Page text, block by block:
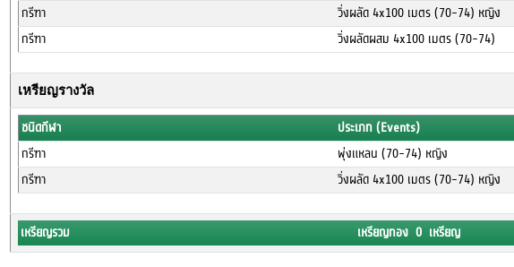
กรีฑา
วิ่งผลัด 4x100 เมตร (70-74) หญิง
กรีฑา
วิ่งผลัดผสม 4x100 เมตร (70-74)
เหรียญรางวัล
ชนิดกีฬา ประเภท (Events)
กรีฑา
พุ่งแหลน (70-74) หญิง
กรีฑา
วิ่งผลัด 4x100 เมตร (70-74) หญิง
เหรียญรวม เหรียญทอง 0 เหรียญ